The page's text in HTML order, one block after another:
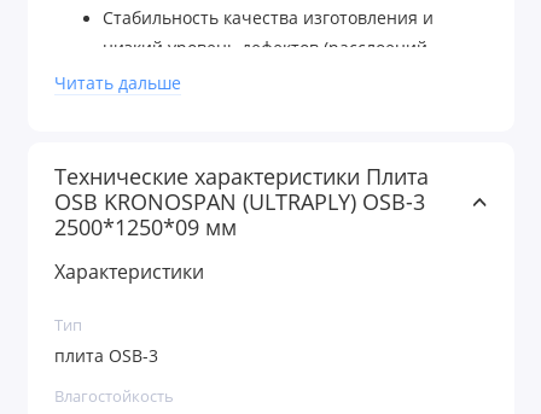
Стабильность качества изготовления и
низкий уровень дефектов (расслоений,
сучков и пустот);
Требуется защита от ультрафиолета.
Читать дальше
Технические характеристики Плита
OSB KRONOSPAN (ULTRAPLY) OSB-3
2500*1250*09 мм
Характеристики
Тип
плита OSB-3
Влагостойкость